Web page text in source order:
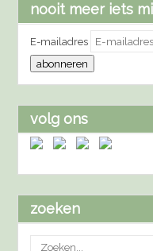
nooit meer iets
E-mailadres
abonneren
volg ons
zoeken